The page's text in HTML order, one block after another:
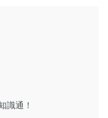
識通！